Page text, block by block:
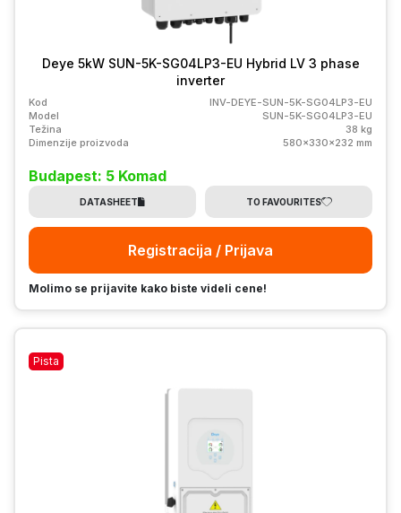
Deye 5kW SUN-5K-SG04LP3-EU Hybrid LV 3 phase
inverter
Kod
INV-DEYE-SUN-5K-SG04LP3-EU
Model
SUN-5K-SG04LP3-EU
Težina
38 kg
Dimenzije proizvoda
580x330x232 mm
Budapest: 5 Komad
DATASHEET TO FAVOURITES
Registracija / Prijava
Molimo se prijavite kako biste videli cene!
Pista